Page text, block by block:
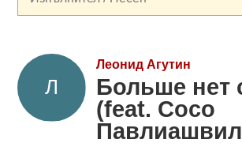
Леонид Агутин
Больше нет
(feat. Сосо